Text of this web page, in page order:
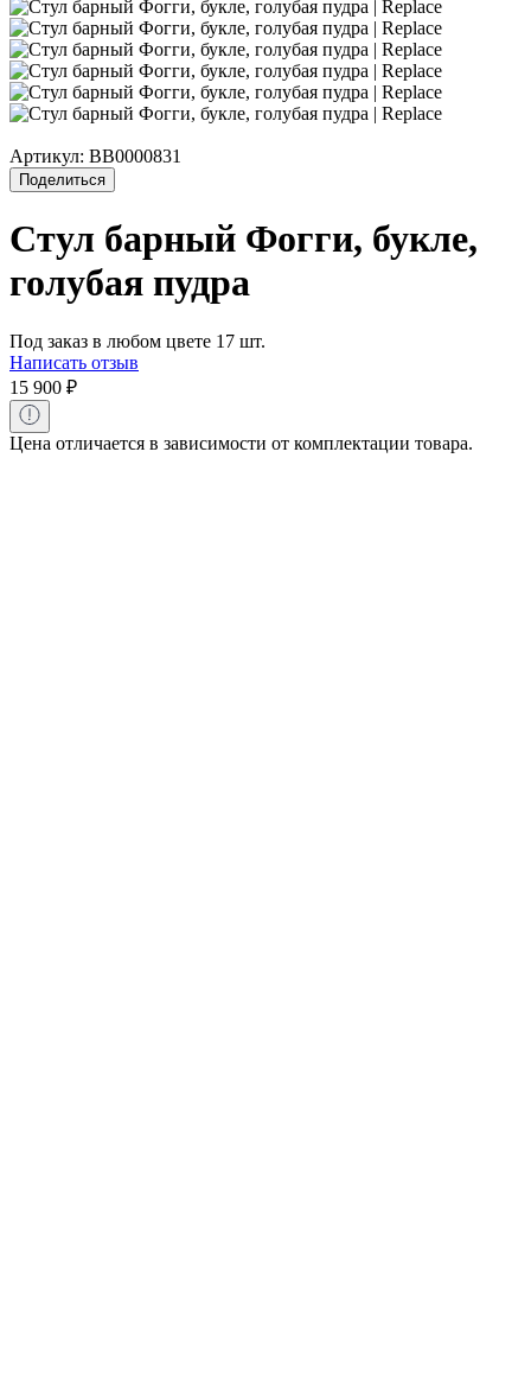
Артикул: BB0000831
Поделиться
Стул барный Фогги, букле,
голубая пудра
Под заказ в любом цвете 17 шт.
Написать отзыв
15 900 ₽
Цена отличается в зависимости от комплектации товара.